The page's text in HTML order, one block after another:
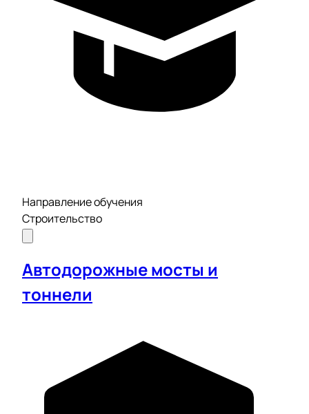
Направление обучения
Строительство
Автодорожные мосты и
тоннели